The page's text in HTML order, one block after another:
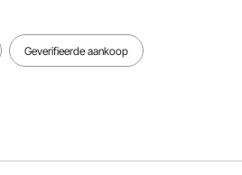
Geverifieerde aankoop